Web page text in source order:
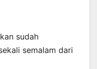
sudah
semalam dari